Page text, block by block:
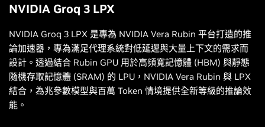
NVIDIA Groq 3 LPX
NVIDIA Groq 3 LPX 是專為 NVIDIA Vera Rubin 平台打造的推
論加速器，專為滿足代理系統對低延遲與大量上下文的需求而
設計。透過結合 Rubin GPU 用於高頻寬記憶體 (HBM) 與靜態
隨機存取記憶體 (SRAM) 的 LPU，NVIDIA Vera Rubin 與 LPX
結合，為兆參數模型與百萬 Token 情境提供全新等級的推論效
能。